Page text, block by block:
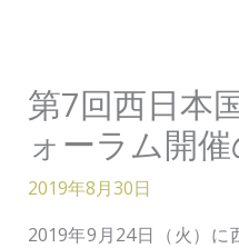
第7回西日本
ォーラム開
2019年8月30日
2019年9月24日（火）に